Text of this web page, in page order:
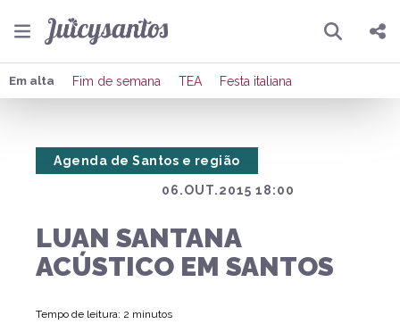
Pesquisar
Compartilhar
Em alta Fim de semana TEA Festa italiana
06.OUT.2015 18:00
Agenda de Santos e região
LUAN SANTANA
ACÚSTICO EM SANTOS
Tempo de leitura: 2 minutos